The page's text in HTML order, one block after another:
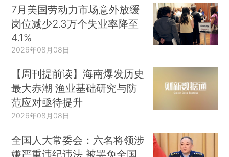
7月美国劳动力市场意外放缓
岗位减少2.3万个失业率降至
4.1%
2026年08月08日
【周刊提前读】海南爆发历史
最大赤潮 渔业基础研究与防
范应对亟待提升
2026年08月08日
全国人大常委会：六名将领涉
嫌严重违纪违法 被罢免全国